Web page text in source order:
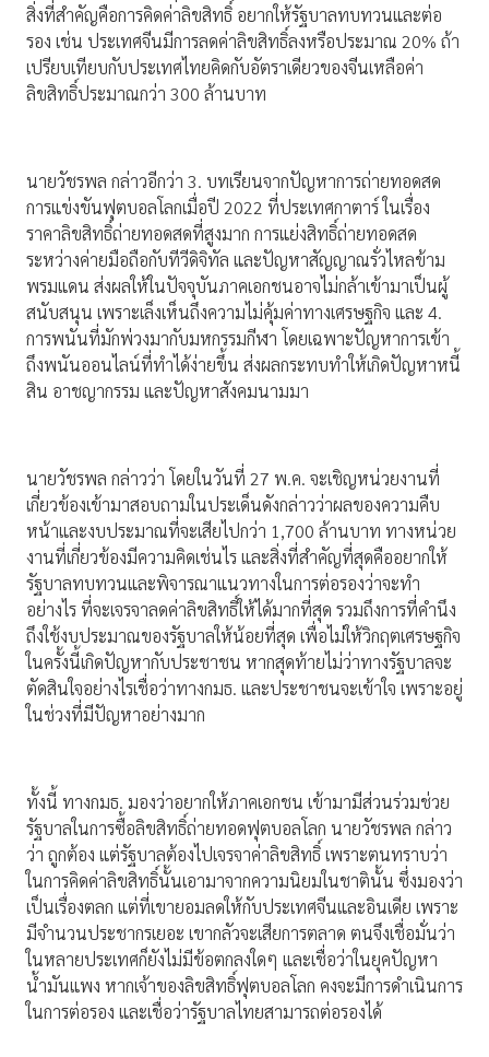
สิ่งที่สำคัญคือการคิดค่าลิขสิทธิ์ อยากให้รัฐบาลทบทวนและต่อ
รอง เช่น ประเทศจีนมีการลดค่าลิขสิทธิ์ลงหรือประมาณ 20% ถ้า
เปรียบเทียบกับประเทศไทยคิดกับอัตราเดียวของจีนเหลือค่า
ลิขสิทธิ์ประมาณกว่า 300 ล้านบาท
นายวัชรพล กล่าวอีกว่า 3. บทเรียนจากปัญหาการถ่ายทอดสด
การแข่งขันฟุตบอลโลกเมื่อปี 2022 ที่ประเทศกาตาร์ ในเรื่อง
ราคาลิขสิทธิ์ถ่ายทอดสดที่สูงมาก การแย่งสิทธิ์ถ่ายทอดสด
ระหว่างค่ายมือถือกับทีวีดิจิทัล และปัญหาสัญญาณรั่วไหลข้าม
พรมแดน ส่งผลให้ในปัจจุบันภาคเอกชนอาจไม่กล้าเข้ามาเป็นผู้
สนับสนุน เพราะเล็งเห็นถึงความไม่คุ้มค่าทางเศรษฐกิจ และ 4.
การพนันที่มักพ่วงมากับมหกรรมกีฬา โดยเฉพาะปัญหาการเข้า
ถึงพนันออนไลน์ที่ทำได้ง่ายขึ้น ส่งผลกระทบทำให้เกิดปัญหาหนี้
สิน อาชญากรรม และปัญหาสังคมนามมา
นายวัชรพล กล่าวว่า โดยในวันที่ 27 พ.ค. จะเชิญหน่วยงานที่
เกี่ยวข้องเข้ามาสอบถามในประเด็นดังกล่าวว่าผลของความคืบ
หน้าและงบประมาณที่จะเสียไปกว่า 1,700 ล้านบาท ทางหน่วย
งานที่เกี่ยวข้องมีความคิดเช่นไร และสิ่งที่สำคัญที่สุดคืออยากให้
รัฐบาลทบทวนและพิจารณาแนวทางในการต่อรองว่าจะทำ
อย่างไร ที่จะเจรจาลดค่าลิขสิทธิ์ให้ได้มากที่สุด รวมถึงการที่คำนึง
ถึงใช้งบประมาณของรัฐบาลให้น้อยที่สุด เพื่อไม่ให้วิกฤตเศรษฐกิจ
ในครั้งนี้เกิดปัญหากับประชาชน หากสุดท้ายไม่ว่าทางรัฐบาลจะ
ตัดสินใจอย่างไรเชื่อว่าทางกมธ. และประชาชนจะเข้าใจ เพราะอยู่
ในช่วงที่มีปัญหาอย่างมาก
ทั้งนี้ ทางกมธ. มองว่าอยากให้ภาคเอกชน เข้ามามีส่วนร่วมช่วย
รัฐบาลในการซื้อลิขสิทธิ์ถ่ายทอดฟุตบอลโลก นายวัชรพล กล่าว
ว่า ถูกต้อง แต่รัฐบาลต้องไปเจรจาค่าลิขสิทธิ์ เพราะตนทราบว่า
ในการคิดค่าลิขสิทธิ์นั้นเอามาจากความนิยมในชาตินั้น ซึ่งมองว่า
เป็นเรื่องตลก แต่ที่เขายอมลดให้กับประเทศจีนและอินเดีย เพราะ
มีจำนวนประชากรเยอะ เขากลัวจะเสียการตลาด ตนจึงเชื่อมั่นว่า
ในหลายประเทศก็ยังไม่มีข้อตกลงใดๆ และเชื่อว่าในยุคปัญหา
น้ำมันแพง หากเจ้าของลิขสิทธิ์ฟุตบอลโลก คงจะมีการดำเนินการ
ในการต่อรอง และเชื่อว่ารัฐบาลไทยสามารถต่อรองได้